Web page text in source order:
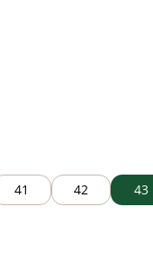
41 42 43
Wert